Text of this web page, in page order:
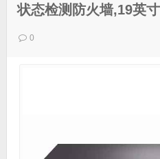
状态检测防火墙,19英寸
0